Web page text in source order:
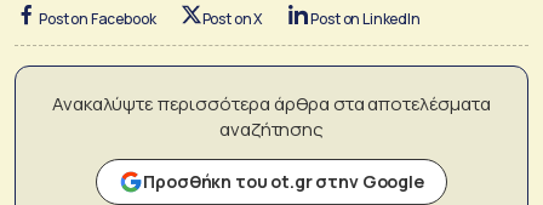
Post on Facebook Post on X Post on LinkedIn
Ανακαλύψτε περισσότερα άρθρα στα αποτελέσματα
αναζήτησης
Προσθήκη του ot.gr στην Google